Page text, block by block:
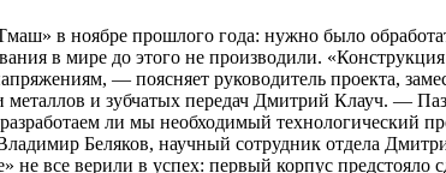
в ноябре прошлого года: нужно было
в мире до этого не производили. «Конструкция
— поясняет руководитель проекта,
и зубчатых передач Дмитрий Клауч. —
ли мы необходимый технологический
Беляков, научный сотрудник отдела
все верили в успех: первый корпус предстояло